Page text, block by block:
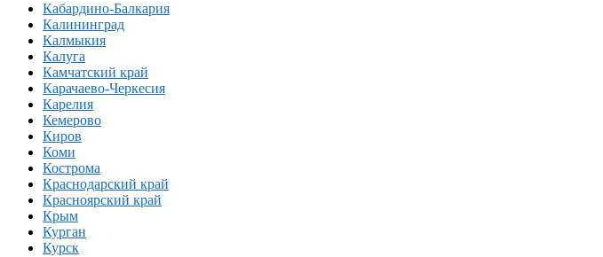
Кабардино-Балкария
Калининград
Калмыкия
Калуга
Камчатский край
Карачаево-Черкесия
Карелия
Кемерово
Киров
Коми
Кострома
Краснодарский край
Красноярский край
Крым
Курган
Курск